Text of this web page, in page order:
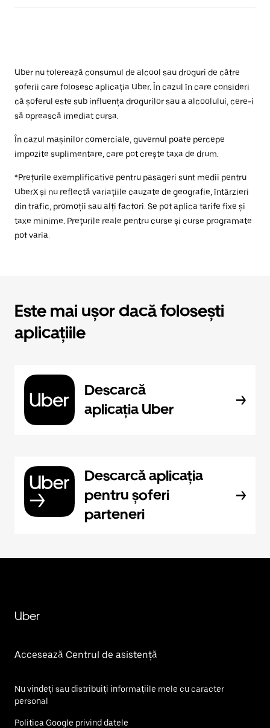
Uber nu tolerează consumul de alcool sau droguri de către
șoferii care folosesc aplicația Uber. În cazul în care consideri
că șoferul este sub influența drogurilor sau a alcoolului, cere-i
să oprească imediat cursa.
În cazul mașinilor comerciale, guvernul poate percepe
impozite suplimentare, care pot crește taxa de drum.
*Prețurile exemplificative pentru pasageri sunt medii pentru
UberX și nu reflectă variațiile cauzate de geografie, întârzieri
din trafic, promoții sau alți factori. Se pot aplica tarife fixe și
taxe minime. Prețurile reale pentru curse și curse programate
pot varia.
Este mai ușor dacă folosești
aplicațiile
Descarcă
aplicația Uber
Descarcă aplicația
pentru șoferi
parteneri
Uber
Accesează Centrul de asistență
Nu vindeți sau distribuiți informațiile mele cu caracter
personal
Politica Google privind datele